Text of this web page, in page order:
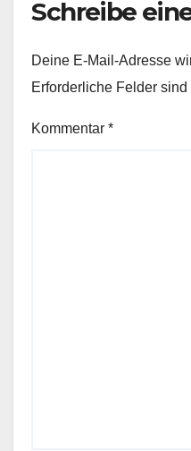
Schreibe
Deine E-Mail-Adresse
Erforderliche Felder sind
Kommentar *